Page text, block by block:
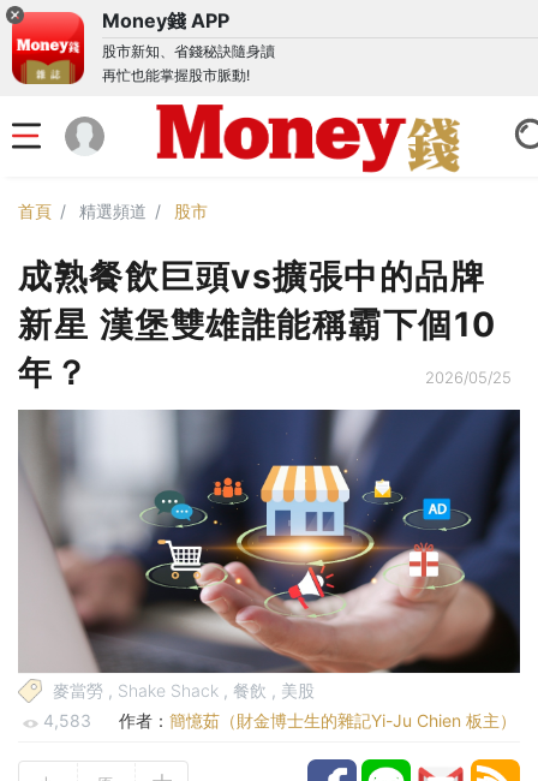
Money錢 APP
股市新知、省錢秘訣隨身讀
再忙也能掌握股市脈動!
首頁 精選頻道 股市
成熟餐飲巨頭vs擴張中的品牌
新星 漢堡雙雄誰能稱霸下個10
年？
2026/05/25
麥當勞 , Shake Shack , 餐飲 , 美股
4,583
作者： 簡憶茹（財金博士生的雜記Yi-Ju Chien 板主）